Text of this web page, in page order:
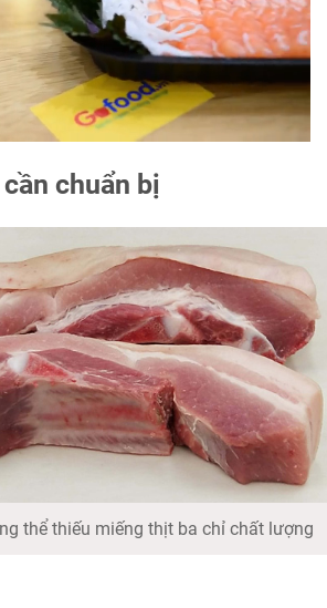
chuẩn bị
thể thiếu miếng thịt ba chỉ chất lượng